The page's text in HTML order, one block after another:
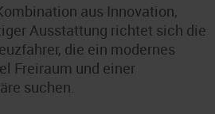
aus Innovation,
Ausstattung richtet sich die
die ein modernes
Freiraum und einer
suchen.